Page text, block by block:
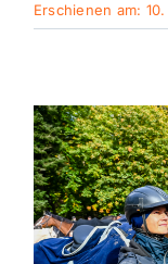
Galerie
Themen und
Erschienen am: